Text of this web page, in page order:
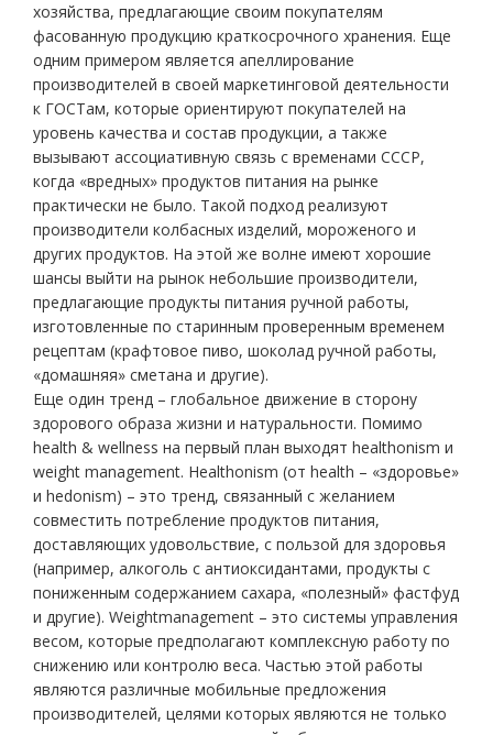
хозяйства, предлагающие своим покупателям
фасованную продукцию краткосрочного хранения. Еще
одним примером является апеллирование
производителей в своей маркетинговой деятельности
к ГОСТам, которые ориентируют покупателей на
уровень качества и состав продукции, а также
вызывают ассоциативную связь с временами СССР,
когда «вредных» продуктов питания на рынке
практически не было. Такой подход реализуют
производители колбасных изделий, мороженого и
других продуктов. На этой же волне имеют хорошие
шансы выйти на рынок небольшие производители,
предлагающие продукты питания ручной работы,
изготовленные по старинным проверенным временем
рецептам (крафтовое пиво, шоколад ручной работы,
«домашняя» сметана и другие).
Еще один тренд – глобальное движение в сторону
здорового образа жизни и натуральности. Помимо
health & wellness на первый план выходят healthonism и
weight management. Healthonism (от health – «здоровье»
и hedonism) – это тренд, связанный с желанием
совместить потребление продуктов питания,
доставляющих удовольствие, с пользой для здоровья
(например, алкоголь с антиоксидантами, продукты с
пониженным содержанием сахара, «полезный» фастфуд
и другие). Weightmanagement – это системы управления
весом, которые предполагают комплексную работу по
снижению или контролю веса. Частью этой работы
являются различные мобильные предложения
производителей, целями которых являются не только